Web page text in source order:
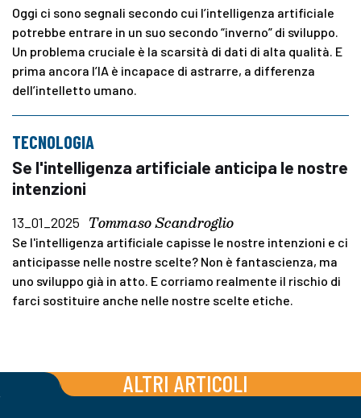
Oggi ci sono segnali secondo cui l’intelligenza artificiale
potrebbe entrare in un suo secondo “inverno” di sviluppo.
Un problema cruciale è la scarsità di dati di alta qualità. E
prima ancora l’IA è incapace di astrarre, a differenza
dell’intelletto umano.
TECNOLOGIA
Se l'intelligenza artificiale anticipa le nostre
intenzioni
13_01_2025 Tommaso Scandroglio
Se l'intelligenza artificiale capisse le nostre intenzioni e ci
anticipasse nelle nostre scelte? Non è fantascienza, ma
uno sviluppo già in atto. E corriamo realmente il rischio di
farci sostituire anche nelle nostre scelte etiche.
ALTRI ARTICOLI